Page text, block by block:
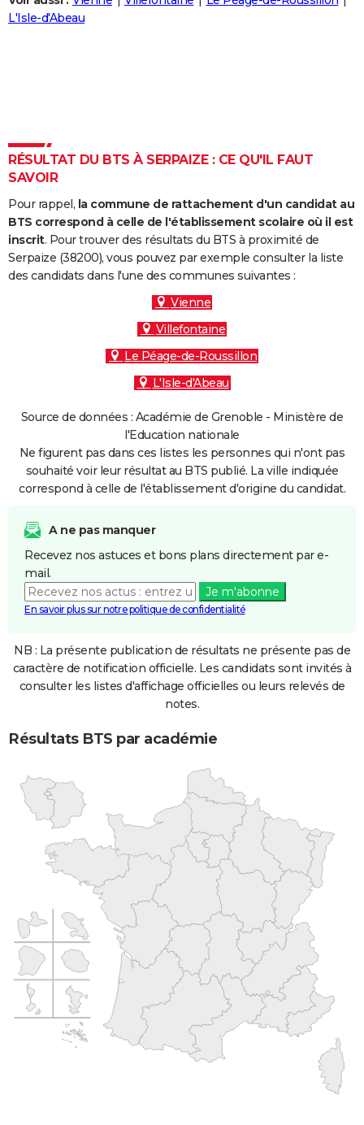
Destinations
City break
Voyage nature
Voyage de noces
Forum
Climat
+
PHOTO
Carte de Noël
Carte Bonne année
Carte Saint-Valentin
Carte Pâques
Carte d'anniversaire
DICTIONNAIRE
Dictionnaire
Biographies
Citations
Expressions
Proverbes
PROGRAMME TV
COPAINS D'AVANT
S'inscrire
Se connecter
Lycées
Collèges
Primaires
Universités
Entreprises
Service militaire
Avis de recherche
AVIS DE DÉCÈS
FORUM
L'Isle-d'Abeau
RÉSULTAT DU BTS À SERPAIZE : CE QU'IL FAUT
SAVOIR
Pour rappel, la commune de rattachement d'un candidat au
BTS correspond à celle de l'établissement scolaire où il est
inscrit. Pour trouver des résultats du BTS à proximité de
Serpaize (38200), vous pouvez par exemple consulter la liste
des candidats dans l'une des communes suivantes :
Vienne
Villefontaine
Le Péage-de-Roussillon
L'Isle-d'Abeau
Source de données : Académie de Grenoble - Ministère de
l'Education nationale
Ne figurent pas dans ces listes les personnes qui n'ont pas
souhaité voir leur résultat au BTS publié. La ville indiquée
correspond à celle de l'établissement d'origine du candidat.
A ne pas manquer
Recevez nos astuces et bons plans directement par e-
mail.
Je m'abonne
En savoir plus sur notre politique de confidentialité
NB : La présente publication de résultats ne présente pas de
caractère de notification officielle. Les candidats sont invités à
consulter les listes d'affichage officielles ou leurs relevés de
notes.
Résultats BTS par académie